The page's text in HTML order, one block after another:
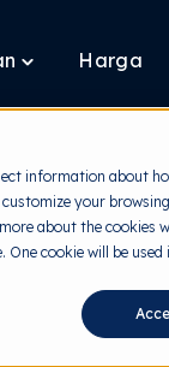
information about
your
about the cookies
cookie will be
Toggle
Layanan
Harga